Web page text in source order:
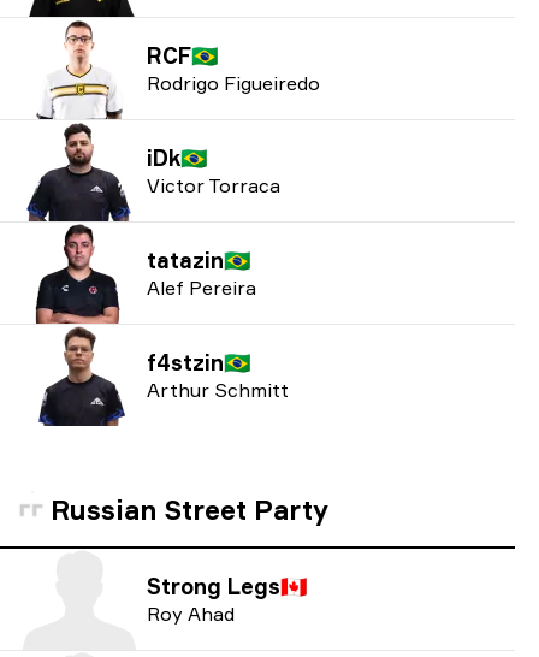
RCF🇧🇷
Rodrigo Figueiredo
iDk🇧🇷
Victor Torraca
tatazin🇧🇷
Alef Pereira
f4stzin🇧🇷
Arthur Schmitt
Russian Street Party
Strong Legs🇨🇦
Roy Ahad